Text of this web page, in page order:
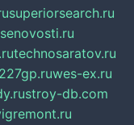
superiorsearch.ru
senovosti.ru
technosaratov.ru
227gp.ruwes-ex.ru
stroy-db.com